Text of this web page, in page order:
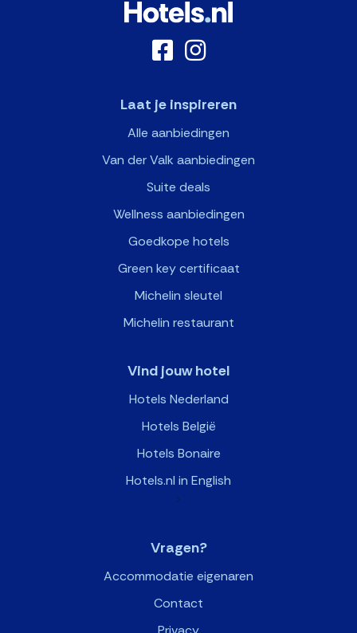
Laat je inspireren
Alle aanbiedingen
Van der Valk aanbiedingen
Suite deals
Wellness aanbiedingen
Goedkope hotels
Green key certificaat
Michelin sleutel
Michelin restaurant
Vind jouw hotel
Hotels Nederland
Hotels België
Hotels Bonaire
Hotels.nl in English
>
Vragen?
Accommodatie eigenaren
Contact